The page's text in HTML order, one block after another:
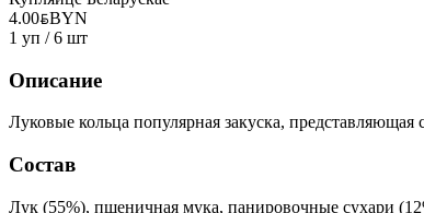
4.00BYNBYN
1 уп / 6 шт
Описание
Луковые кольца популярная закуска,
Состав
Лук (55%), пшеничная мука, панировочные сухари